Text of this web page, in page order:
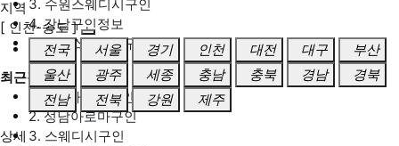
3. 수원스웨디시구인
4. 강남구인정보
5. 동탄스웨디시구인
최근검색어
1. 일산마사지구인
2. 성남아로마구인
3. 스웨디시구인
지역
[ 인천-송도 ]
전국
서울 경기 인천 대전 대구
부산
울산
광주 세종 충남 충북 경남
경북
전남
전북 강원 제주
상세